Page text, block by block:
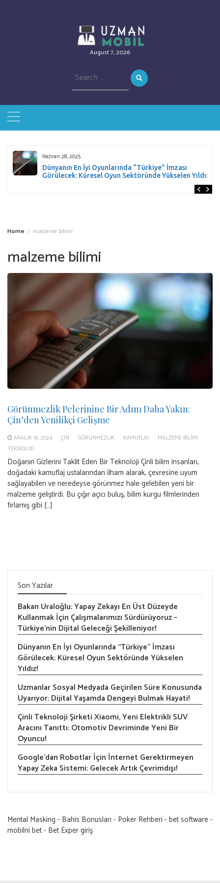
August 7, 2026
Search
Haziran 28, 2025
Dünyanın En İyi Oyunlarında “Türkiye” İmzası
Görülecek: Küresel Oyun Sektöründe Yükselen Yıldız!
Home malzeme bilimi
malzeme bilimi
Görünmezlik Pelerinine Bir Adım Daha Yakın:
Çin’den Yenilikçi Gelişme
ARALIK 16, 2024 ÇIN GÖRÜNMEZLIK KAMUFLAJ
MALZEME BILIMI
TEKNOLOJI
Doğanın Gizlerini Taklit Eden Bir Teknoloji Çinli bilim insanları,
doğadaki kamuflaj ustalarından ilham alarak, çevresine uyum
sağlayabilen ve neredeyse görünmez hale gelebilen yeni bir
malzeme geliştirdi. Bu çığır açıcı buluş, bilim kurgu filmlerinden
fırlamış gibi […]
Son Yazılar
Bakan Uraloğlu: Yapay Zekayı En Üst Düzeyde
Kullanmak İçin Çalışmalarımızı Sürdürüyoruz –
Türkiye’nin Dijital Geleceği Şekilleniyor!
Dünyanın En İyi Oyunlarında “Türkiye” İmzası
Görülecek: Küresel Oyun Sektöründe Yükselen
Yıldız!
Uzmanlar Sosyal Medyada Geçirilen Süre Konusunda
Uyarıyor: Dijital Yaşamda Dengeyi Bulmak Hayati!
Çinli Teknoloji Şirketi Xiaomi, Yeni Elektrikli SUV
Aracını Tanıttı: Otomotiv Devriminde Yeni Bir
Oyuncu!
Google’dan Robotlar İçin İnternet Gerektirmeyen
Yapay Zeka Sistemi: Gelecek Artık Çevrimdışı!
Mental Masking - Bahis Bonusları - Poker Rehberi -bet software-
mobilni bet- Bet Exper giriş